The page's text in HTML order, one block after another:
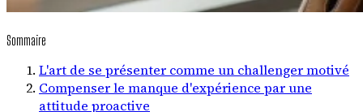
Sommaire
L'art de se présenter comme un challenger motivé
Compenser le manque d'expérience par une
attitude proactive